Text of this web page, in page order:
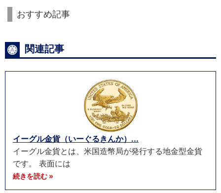
おすすめ記事
関連記事
イーグル金貨（いーぐるきんか）...
イーグル金貨とは、米国造幣局が発行する地金型金貨
です。 表面には
続きを読む »